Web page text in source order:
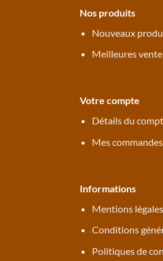
Nos produits
Nouveaux
Meilleures
Votre compte
Détails du
Mes commandes
Informations
Mentions légales
Conditions
Politiques de